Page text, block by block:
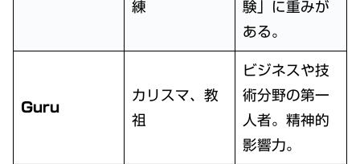
練
験」に重みが
ある。
Guru
カリスマ、教
祖
ビジネスや技
術分野の第一
人者。精神的
影響力。